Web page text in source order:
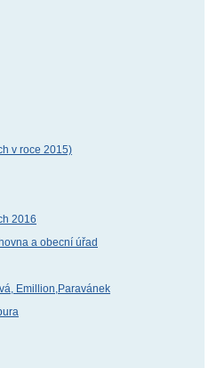
v roce 2015)
2016
a obecní úřad
Emillion,Paravánek